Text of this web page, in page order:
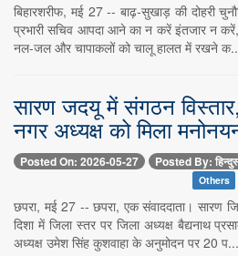
बिहारशरीफ, मई 27 -- बाढ़-सुखाड़ की दोहरी
प्रभारी सचिव आपदा आने का न करें इंतजार न
नल-जल और चापाकलों को चालू हालत में रखने
सारण जदयू में संगठन
नगर अध्यक्ष को मिला
Posted On: 2026-05-27 Posted By:
Others
छपरा, मई 27 -- छपरा, एक संवाददाता। सारण
दिशा में जिला स्तर पर जिला अध्यक्ष बैद्यनाथ
अध्यक्ष उमेश सिंह कुशवाहा के अनुमोदन पर 20 प...